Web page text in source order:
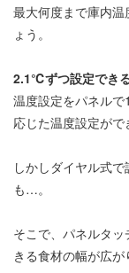
最大何度まで庫内
ょう。
2.1℃ずつ設定でき
温度設定をパネル
応じた温度設定がで
しかしダイヤル式
も…。
そこで、パネルタ
きる食材の幅が広が